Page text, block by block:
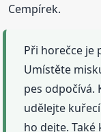
Cempírek.
Při horečce je
Umístěte
pes odpočívá.
udělejte
ho dejte.